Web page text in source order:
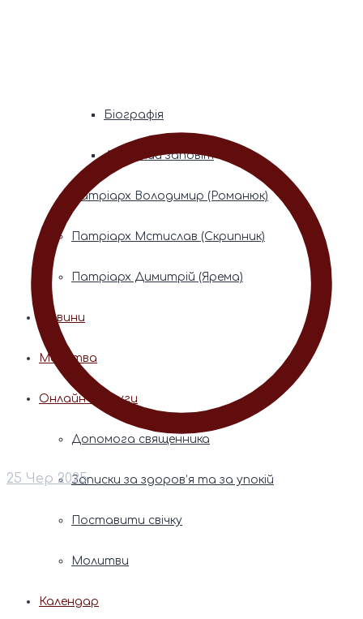
Біографія
Духовний заповіт
Патріарх Володимир (Романюк)
Патріарх Мстислав (Скрипник)
Патріарх Димитрій (Ярема)
Новини
Молитва
Онлайн послуги
Допомога священника
Записки за здоров’я та за упокій
Поставити свічку
Молитви
Календар
25 Чер 2025